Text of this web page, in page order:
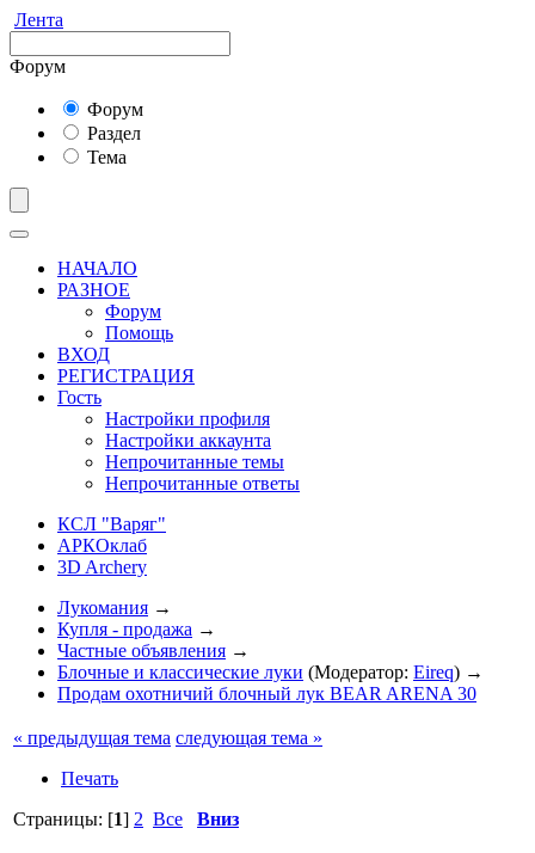
Лента
Форум
Форум
Раздел
Тема
НАЧАЛО
РАЗНОЕ
Форум
Помощь
ВХОД
РЕГИСТРАЦИЯ
Гость
Настройки профиля
Настройки аккаунта
Непрочитанные темы
Непрочитанные ответы
КСЛ "Варяг"
АРКОклаб
3D Archery
Лукомания →
Купля - продажа →
Частные объявления →
Блочные и классические луки (Модератор: Eireq) →
Продам охотничий блочный лук BEAR ARENA 30
« предыдущая тема следующая тема »
Печать
Страницы: [1] 2 Все Вниз